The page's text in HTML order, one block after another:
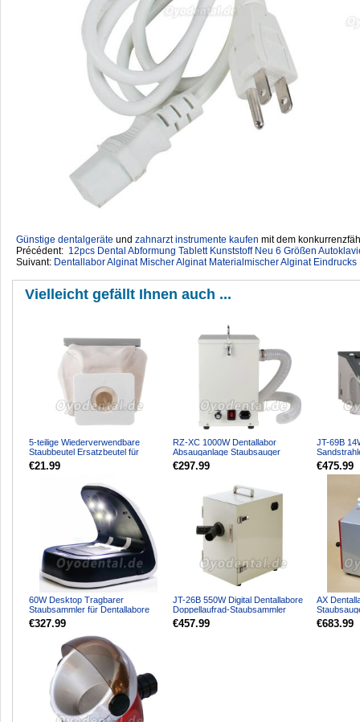
Günstige dentalgeräte ‎ und zahnarzt instrumente kaufen mit dem
Précédent: 12pcs Dental Abformung Tablett Kunststoff Neu 6 Größen
Suivant: Dentallabor Alginat Mischer Alginat Materialmischer Alginat
Vielleicht gefällt Ihnen auch ...
5-teilige Wiederverwendbare
Staubbeutel Ersatzbeutel für
Dentallabor Absauganlag...
€21.99
RZ-XC 1000W Dentallabor
Absauganlage Staubsauger
Staubabsaugung System
€297.99
JT-69B
Lich...
€475.99
60W Desktop Tragbarer
Staubsammler für Dentallabore
Kabelloser Staubsauger mit L...
€327.99
JT-26B 550W Digital Dentallabore
Doppellaufrad-Staubsammler
Laborabsaugung Denta...
€457.99
AX
MX800
€683.99